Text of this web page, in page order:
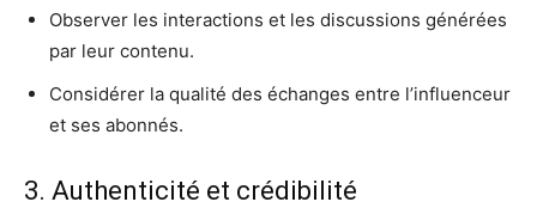
Observer les interactions et les discussions générées
par leur contenu.
Considérer la qualité des échanges entre l’influenceur
et ses abonnés.
3. Authenticité et crédibilité